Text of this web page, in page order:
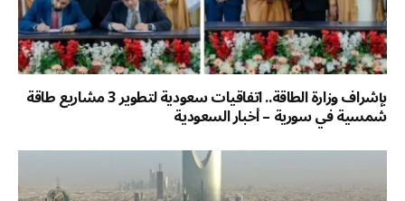
بإشراف وزارة الطاقة.. اتفاقيات سعودية لتطوير 3 مشاريع طاقة
شمسية في سورية – أخبار السعودية